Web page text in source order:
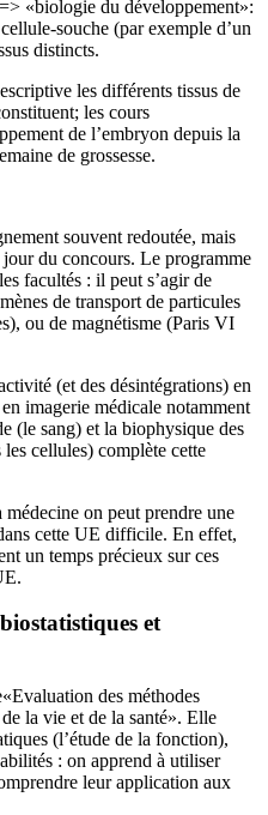
«biologie du développement»:
souche (par exemple d’un
distincts.
les différents tissus de
les cours
de l’embryon depuis la
de grossesse.
souvent redoutée, mais
du concours. Le programme
facultés : il peut s’agir de
de transport de particules
ou de magnétisme (Paris VI
(et des désintégrations) en
imagerie médicale notamment
(le sang) et la biophysique des
cellules) complète cette
médecine on peut prendre une
cette UE difficile. En effet,
un temps précieux sur ces
et
des méthodes
la vie et de la santé». Elle
(l’étude de la fonction),
: on apprend à utiliser
leur application aux